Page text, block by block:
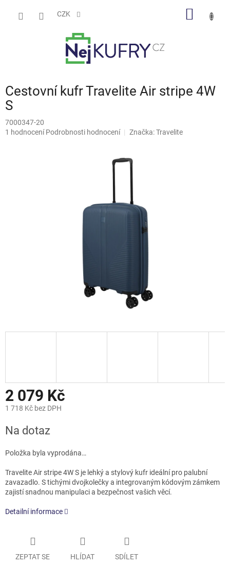
CZK
Cestovní kufr Travelite Air stripe 4W
S
7000347-20
Průměrné
1 hodnocení Podrobnosti hodnocení Značka:Travelite
2 079 Kč
1 718 Kč bez DPH
cena:
Na dotaz
Položka byla vyprodána…
Travelite Air stripe 4W S je lehký a stylový kufr ideální pro palubní
zavazadlo. S tichými dvojkolečky a integrovaným kódovým zámkem
zajistí snadnou manipulaci a bezpečnost vašich věcí.
Detailní informace
ZEPTAT SE HLÍDAT SDÍLET